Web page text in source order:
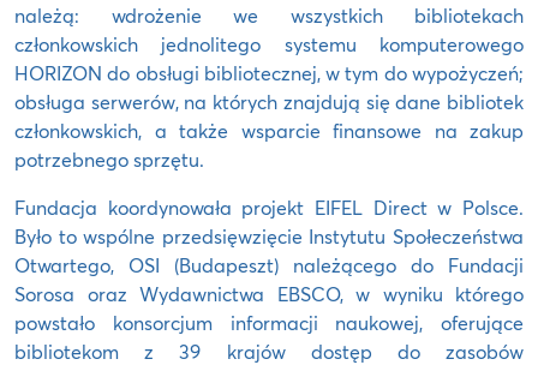
należą: wdrożenie we wszystkich bibliotekach
członkowskich jednolitego systemu komputerowego
HORIZON do obsługi bibliotecznej, w tym do wypożyczeń;
obsługa serwerów, na których znajdują się dane bibliotek
członkowskich, a także wsparcie finansowe na zakup
potrzebnego sprzętu.
Fundacja koordynowała projekt EIFEL Direct w Polsce.
Było to wspólne przedsięwzięcie Instytutu Społeczeństwa
Otwartego, OSI (Budapeszt) należącego do Fundacji
Sorosa oraz Wydawnictwa EBSCO, w wyniku którego
powstało konsorcjum informacji naukowej, oferujące
bibliotekom z 39 krajów dostęp do zasobów